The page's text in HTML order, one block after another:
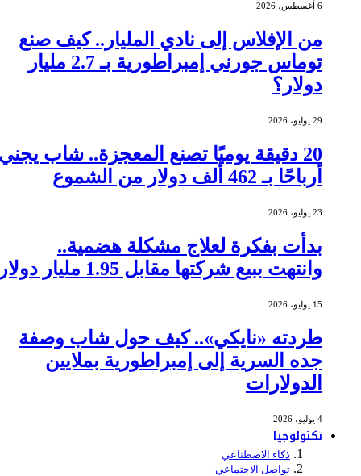
6 أغسطس، 2026
من الإفلاس إلى نادي المليار.. كيف صنع
توماس جورني إمبراطورية بـ 2.7 مليار
دولار؟
29 يوليو، 2026
20 دقيقة يوميًا تصنع المعجزة.. شاب يجني
أرباحًا بـ 462 ألف دولار من الشموع
23 يوليو، 2026
بدأت بفكرة لعلاج مشكلة هضمية..
وانتهت ببيع شركتها مقابل 1.95 مليار دولار
15 يوليو، 2026
طردته «نايكي».. كيف حول شاب وصفة
جده السرية إلى إمبراطورية بملايين
الدولارات
4 يوليو، 2026
تكنولوجيا
ذكاء الاصطناعي
تواصل الاجتماعي